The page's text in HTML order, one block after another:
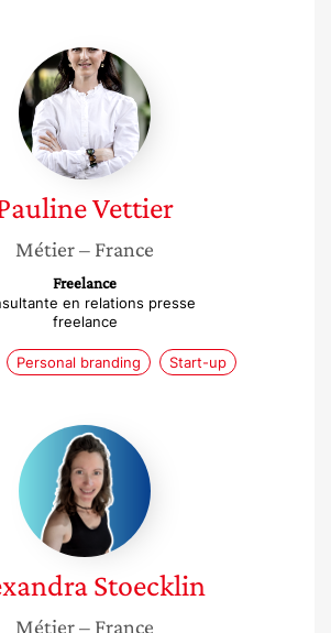
Pauline
Vettier
Vettier
Métier– France
Freelance
en relations presse
freelance
Personal branding Start-up
Alexandra
Stoecklin
Stoecklin
Métier– France